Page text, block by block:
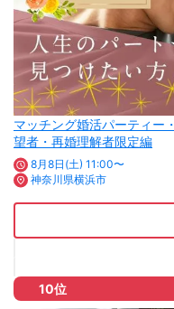
マッチング婚活パーティー
望者・再婚理解者限定編
8月8日(土) 11:00〜
神奈川県横浜市
10位